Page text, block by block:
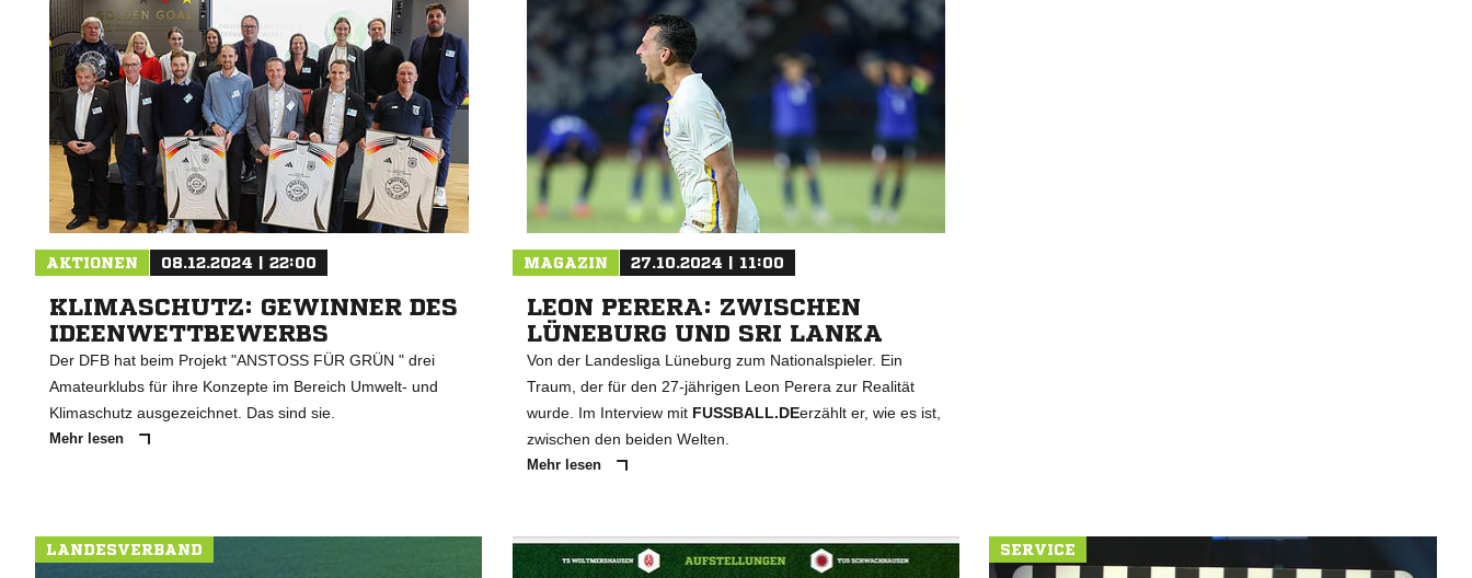
AKTIONEN 08.12.2024 | 22:00
KLIMASCHUTZ: GEWINNER DES
IDEENWETTBEWERBS
Der DFB hat beim Projekt "ANSTOSS FÜR GRÜN " drei
Amateurklubs für ihre Konzepte im Bereich Umwelt- und
Klimaschutz ausgezeichnet. Das sind sie.
Mehr lesen
MAGAZIN 27.10.2024 | 11:00
LEON PERERA: ZWISCHEN
LÜNEBURG UND SRI LANKA
Von der Landesliga Lüneburg zum Nationalspieler. Ein
Traum, der für den 27-jährigen Leon Perera zur Realität
wurde. Im Interview mit FUSSBALL.DEerzählt er, wie es ist,
zwischen den beiden Welten.
Mehr lesen
LANDESVERBAND SERVICE